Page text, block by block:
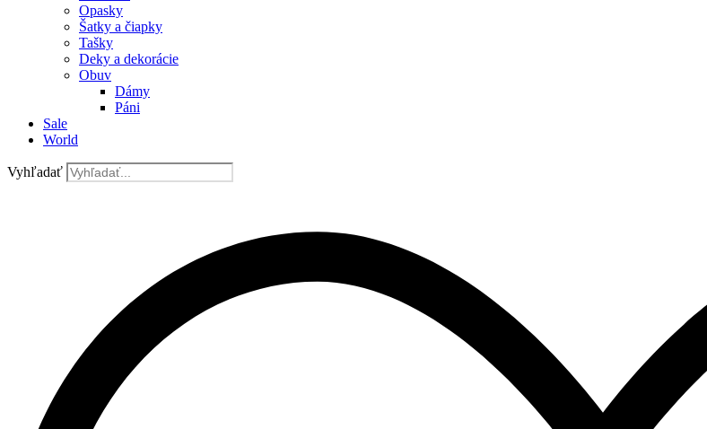
Opasky
Šatky a čiapky
Tašky
Deky a dekorácie
Obuv
Dámy
Páni
Sale
World
Vyhľadať